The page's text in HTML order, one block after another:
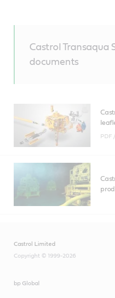
Castrol Transaqua
documents
PDF /
Castrol Limited
Copyright © 1999-2026
bp Global